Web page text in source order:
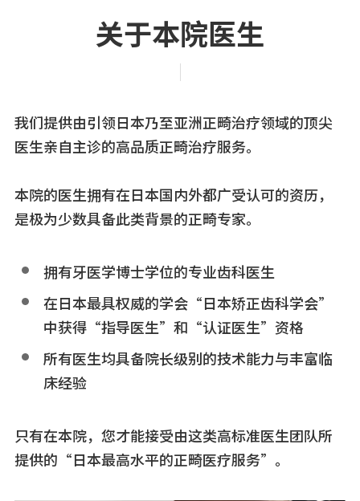
关于本院医生
我们提供由引领日本乃至亚洲正畸治疗领域的顶尖
医生亲自主诊的高品质正畸治疗服务。
本院的医生拥有在日本国内外都广受认可的资历，
是极为少数具备此类背景的正畸专家。
拥有牙医学博士学位的专业齿科医生
在日本最具权威的学会“日本矫正齿科学会”
中获得“指导医生”和“认证医生”资格
所有医生均具备院长级别的技术能力与丰富临
床经验
只有在本院，您才能接受由这类高标准医生团队所
提供的“日本最高水平的正畸医疗服务”。